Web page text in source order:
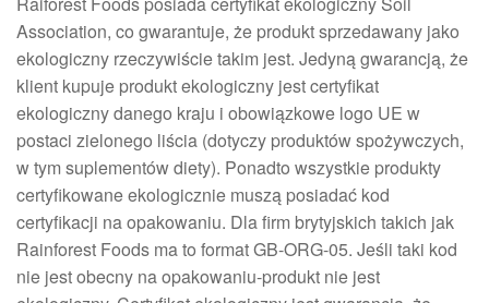
Association, co gwarantuje, że produkt sprzedawany jako
ekologiczny rzeczywiście takim jest. Jedyną gwarancją, że
klient kupuje produkt ekologiczny jest certyfikat
ekologiczny danego kraju i obowiązkowe logo UE w
postaci zielonego liścia (dotyczy produktów spożywczych,
w tym suplementów diety). Ponadto wszystkie produkty
certyfikowane ekologicznie muszą posiadać kod
certyfikacji na opakowaniu. Dla firm brytyjskich takich jak
Rainforest Foods ma to format GB-ORG-05. Jeśli taki kod
nie jest obecny na opakowaniu-produkt nie jest